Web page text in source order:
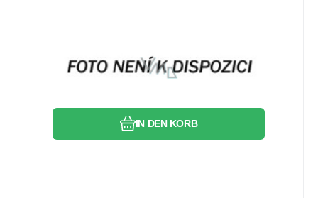
IN DEN KORB
Favorit
Vergleichen Sie